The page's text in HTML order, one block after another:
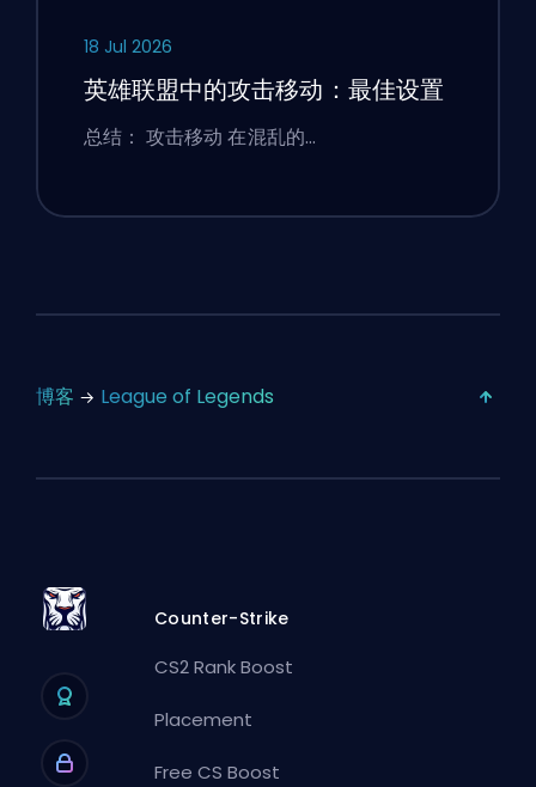
18 Jul 2026
英雄联盟中的攻击移动：最佳设置
总结： 攻击移动 在混乱的…
博客 League of Legends
Counter-Strike
CS2 Rank Boost
Placement
Free CS Boost